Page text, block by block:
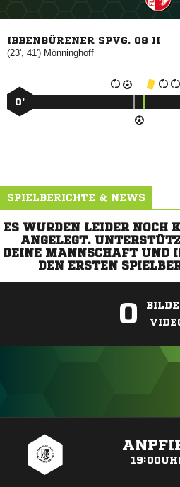
IBBENBÜRENER SPVG. 08 II
(23', 41') 
0’
SPIELBERICHTE & NEWS
ES WURDEN LEIDER NOCH
ANGELEGT.
DEINE MANNSCHAFT UND
DEN ERSTEN
0